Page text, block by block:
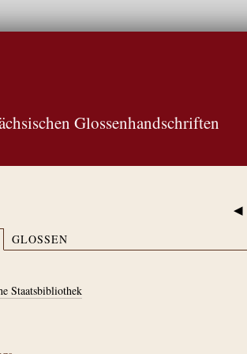
Glossenhandschriften
◀
GLOSSEN
Staatsbibliothek